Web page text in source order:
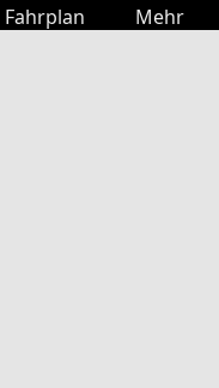
Fahrplan Mehr